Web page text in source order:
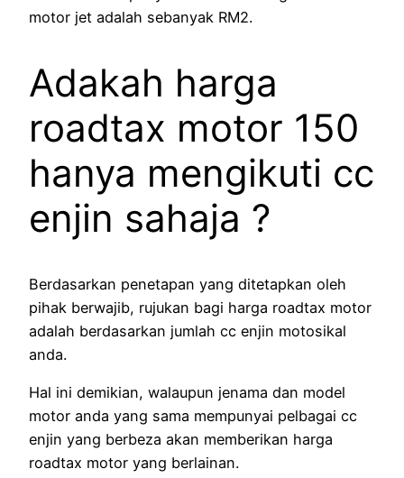
motor jet adalah sebanyak RM2.
Adakah harga
roadtax motor 150
hanya mengikuti cc
enjin sahaja ?
Berdasarkan penetapan yang ditetapkan oleh
pihak berwajib, rujukan bagi harga roadtax motor
adalah berdasarkan jumlah cc enjin motosikal
anda.
Hal ini demikian, walaupun jenama dan model
motor anda yang sama mempunyai pelbagai cc
enjin yang berbeza akan memberikan harga
roadtax motor yang berlainan.